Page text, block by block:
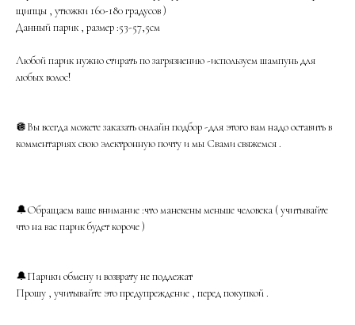
щипцы , утюжки 160-180 градусов )
Данный парик , размер :53-57,5см
Любой парик нужно стирать по загрязнению -используем шампунь для
любых волос!
🪩Вы всегда можете заказать онлайн подбор -для этого вам надо оставить в
комментариях свою электронную почту и мы Свами свяжемся .
🔔Обращаем ваше внимание :что манекены меньше человека ( учитывайте
что на вас парик будет короче )
🔔Парики обмену и возврату не подлежат
Прошу , учитывайте это предупреждение , перед покупкой .